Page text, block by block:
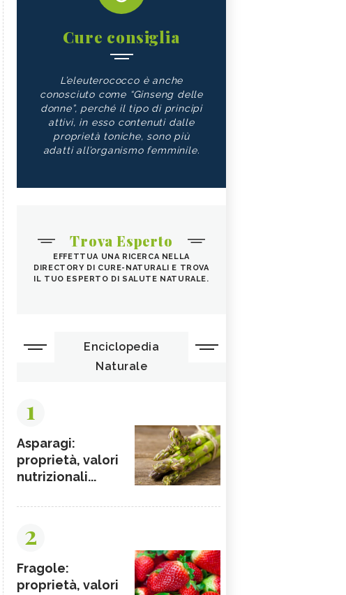
Cure consiglia
L’eleuterococco è anche
conosciuto come “Ginseng delle
donne”, perché il tipo di principi
attivi, in esso contenuti dalle
proprietà toniche, sono più
adatti all’organismo femminile.
Trova Esperto
EFFETTUA UNA RICERCA NELLA
DIRECTORY DI CURE-NATURALI E TROVA
IL TUO ESPERTO DI SALUTE NATURALE.
Enciclopedia
Naturale
1
Asparagi:
proprietà, valori
nutrizionali...
2
Fragole:
proprietà, valori